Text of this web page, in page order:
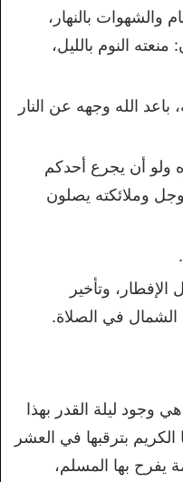
والشهوات بالنهار،
النوم بالليل،
الله وجهه عن النار
ولو أن يجرع أحدكم
وملائكته يصلون
وتأخير
في الصلاة.
وجود ليلة القدر بهذا
الكريم بترقبها في العشر
يفرح بها المسلم،